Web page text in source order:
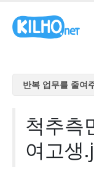
반복 업무를 줄여
반복 업무를 줄여
반복 업무를 줄여
척추측
여고생